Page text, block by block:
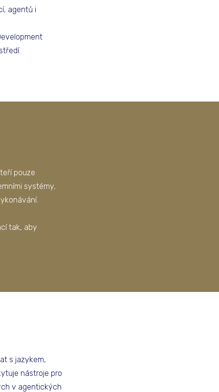
agentů i
pouze
systémy,
tak, aby
s jazykem,
nástroje pro
v agentických